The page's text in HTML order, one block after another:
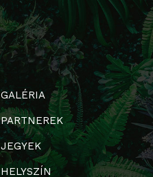
GALÉRIA
PARTNEREK
JEGYEK
HELYSZÍN